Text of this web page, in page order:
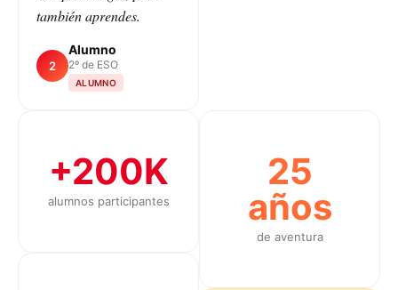
también aprendes.
2
Alumno
2º de ESO
ALUMNO
+200K
alumnos participantes
25
años
de aventura